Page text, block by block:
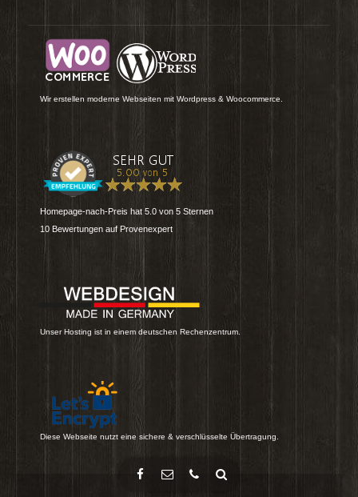
Wir erstellen moderne Webseiten mit Wordpress & Woocommerce.
Homepage-nach-Preis hat 5.0 von 5 Sternen
10 Bewertungen auf Provenexpert
Unser Hosting ist in einem deutschen Rechenzentrum.
Diese Webseite nutzt eine sichere & verschlüsselte Übertragung.